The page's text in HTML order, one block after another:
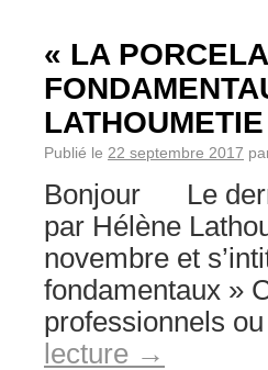
« LA
LATHOUMETIE
Publié le 22 septembre 2017
Bonjour Le
par Hélène
novembre et
fondamentaux »
professionnels
lecture →